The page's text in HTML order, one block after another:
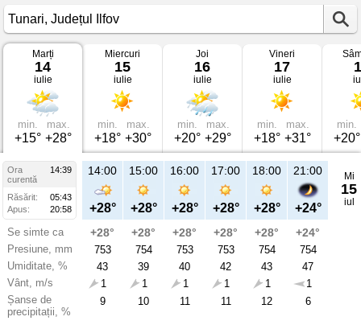
Vremea
Tunari
14
iulie
2026
Județul
Ilfov
Marți
14
iulie
min.
+15°
max.
+28°
Miercuri
15
iulie
min.
+18°
max.
+30°
Joi
16
iulie
min.
+20°
max.
+29°
Vineri
17
iulie
min.
+18°
max.
+31°
min.
+20°
Ora
14:39
curentă
Răsărit:
05:43
Apus:
20:58
Se simte ca
Presiune, mm
Umiditate, %
Vânt, m/s
Șanse de
precipitații, %
14:00
+28°
+28°
753
43
1
9
15:00
+28°
+28°
754
39
1
10
16:00
+28°
+28°
753
40
1
11
17:00
+28°
+28°
753
42
1
11
18:00
+28°
+28°
754
43
1
12
21:00
+24°
+24°
754
47
1
6
Mi
15
iul